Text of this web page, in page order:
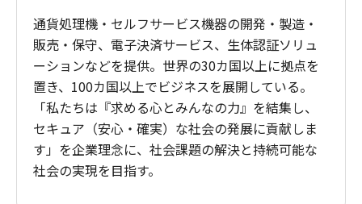
通貨処理機・セルフサービス機器の開発・製造・
販売・保守、電子決済サービス、生体認証ソリュ
ーションなどを提供。世界の30カ国以上に拠点を
置き、100カ国以上でビジネスを展開している。
「私たちは『求める心とみんなの力』を結集し、
セキュア（安心・確実）な社会の発展に貢献しま
す」を企業理念に、社会課題の解決と持続可能な
社会の実現を目指す。